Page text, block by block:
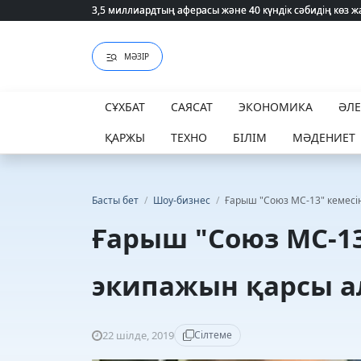
3,5 миллиардтың аферасы және 40 күндік сәбидің
3,5 миллиардтың аферасы және 40 күндік сәбидің
МӘЗІР
СҰХБАТ САЯСАТ ЭКОНОМИКА
ҚАРЖЫ
ТЕХНО БІЛІМ МӘДЕНИЕТ
Басты бет / Шоу-бизнес / Ғарыш "Союз МС-13"
Ғарыш "Союз МС-
экипажын қарсы
22 шілде, 2019 Сілтеме